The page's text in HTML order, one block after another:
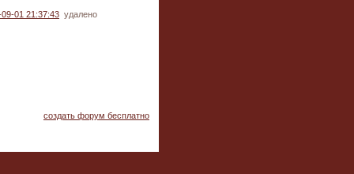
01 21:37:43 удалено
создать форум бесплатно